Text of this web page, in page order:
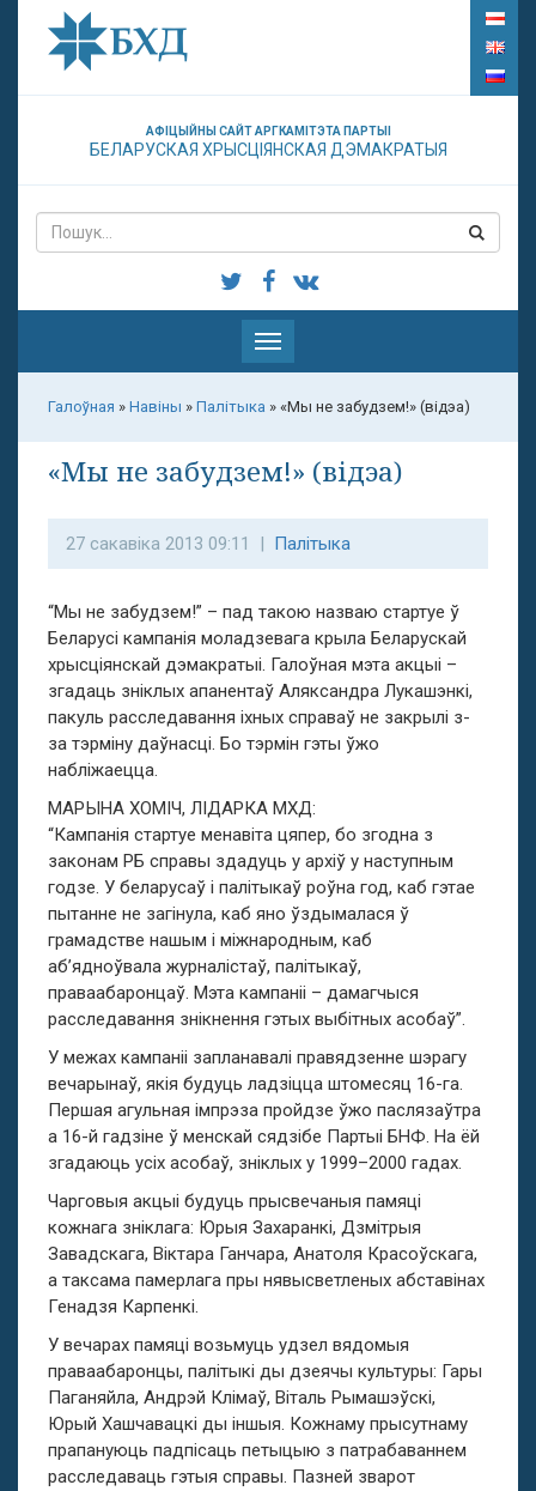
АФІЦЫЙНЫ САЙТ АРГКАМІТЭТА ПАРТЫІ
БЕЛАРУСКАЯ ХРЫСЦІЯНСКАЯ ДЭМАКРАТЫЯ
Паказаць
меню
Галоўная » Навіны » Палітыка » «Мы не забудзем!» (відэа)
«Мы не забудзем!» (відэа)
27 сакавіка 2013 09:11 | Палітыка
“Мы не забудзем!” – пад такою назваю стартуе ў
Беларусі кампанія моладзевага крыла Беларускай
хрысціянскай дэмакратыі. Галоўная мэта акцыі –
згадаць зніклых апанентаў Аляксандра Лукашэнкі,
пакуль расследавання іхных справаў не закрылі з-
за тэрміну даўнасці. Бо тэрмін гэты ўжо
набліжаецца.
МАРЫНА ХОМІЧ, ЛІДАРКА МХД:
“Кампанія стартуе менавіта цяпер, бо згодна з
законам РБ справы здадуць у архіў у наступным
годзе. У беларусаў і палітыкаў роўна год, каб гэтае
пытанне не загінула, каб яно ўздымалася ў
грамадстве нашым і міжнародным, каб
аб’ядноўвала журналістаў, палітыкаў,
праваабаронцаў. Мэта кампаніі – дамагчыся
расследавання знікнення гэтых выбітных асобаў”.
У межах кампаніі запланавалі правядзенне шэрагу
вечарынаў, якія будуць ладзіцца штомесяц 16-га.
Першая агульная імпрэза пройдзе ўжо паслязаўтра
а 16-й гадзіне ў менскай сядзібе Партыі БНФ. На ёй
згадаюць усіх асобаў, зніклых у 1999–2000 гадах.
Чарговыя акцыі будуць прысвечаныя памяці
кожнага зніклага: Юрыя Захаранкі, Дзмітрыя
Завадскага, Віктара Ганчара, Анатоля Красоўскага,
а таксама памерлага пры нявысветленых абставінах
Генадзя Карпенкі.
У вечарах памяці возьмуць удзел вядомыя
праваабаронцы, палітыкі ды дзеячы культуры: Гары
Паганяйла, Андрэй Клімаў, Віталь Рымашэўскі,
Юрый Хашчавацкі ды іншыя. Кожнаму прысутнаму
прапануюць падпісаць петыцыю з патрабаваннем
расследаваць гэтыя справы. Пазней зварот